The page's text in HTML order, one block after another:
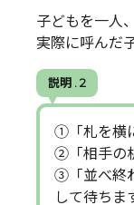
子どもを一人
実際に呼んだ
説明 . 2
①「札を横
②「相手の
③「並べ終
して待ちま